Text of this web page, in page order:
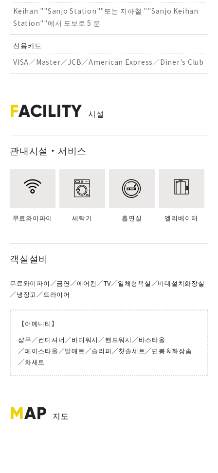
Keihan ""Sanjo Station""또는 지하철 ""Sanjo Keihan
Station""에서 도보로 5 분
신용카드
VISA／Master／JCB／American Express／Diner's Club
FACILITY 시설
관내시설・서비스
무료와이파이 세탁기 흡연실 엘리베이터
객실설비
무료와이파이 ／금연 ／에어컨 ／TV／일체형욕실 ／비데설치화장실
／냉장고／드라이어
【어메니티】
샴푸／컨디셔너／바디워시 ／핸드워시 ／바스타올
／페이스타올／발매트／슬리퍼 ／칫솔세트／면봉＆화장솜
／차세트
MAP 지도